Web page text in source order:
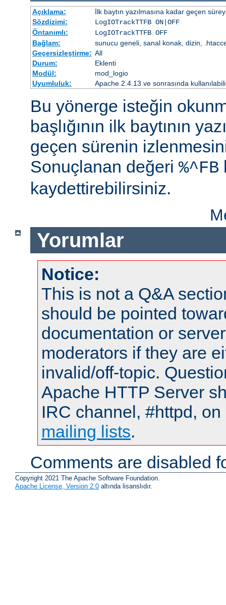
Açıklama:
İlk baytın yazılmasına kadar geçen
Sözdizimi:
LogIOTrackTTFB ON|OFF
Öntanımlı:
LogIOTrackTTFB OFF
Bağlam:
sunucu geneli, sanal konak, dizin,
Geçersizleştirme: All
Durum:
Eklenti
Modül:
mod_logio
Uyumluluk:
Apache 2.4.13 ve sonrasında
Bu yönerge isteğin
başlığının ilk baytının
geçen sürenin izlenmesini
Sonuçlanan değeri %^FB
kaydettirebilirsiniz.
Yorumlar
Notice:
This is not a Q&A
should be pointed
documentation or
moderators if they are
invalid/off-topic.
Apache HTTP Server
IRC channel, #httpd,
mailing lists.
Comments are disabled
Copyright 2021 The Apache Software Foundation.
Apache License, Version 2.0 altında lisanslıdır.